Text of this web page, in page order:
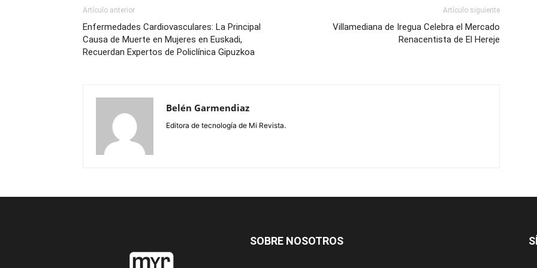
Artículo anterior
Enfermedades Cardiovasculares: La Principal
Causa de Muerte en Mujeres en Euskadi,
Recuerdan Expertos de Policlínica Gipuzkoa
Artículo siguiente
Villamediana de Iregua Celebra el Mercado
Renacentista de El Hereje
Belén Garmendiaz
Editora de tecnología de Mi Revista.
SOBRE NOSOTROS